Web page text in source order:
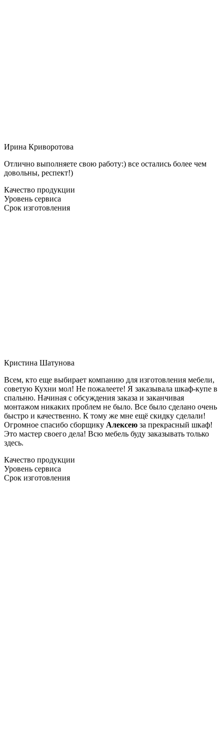
Ирина Криворотова
Отлично выполняете свою работу:) все остались более чем
довольны, респект!)
Качество продукции
Уровень сервиса
Срок изготовления
Кристина Шатунова
Всем, кто еще выбирает компанию для изготовления мебели,
советую Кухни мол! Не пожалеете! Я заказывала шкаф-купе в
спальню. Начиная с обсуждения заказа и заканчивая
монтажом никаких проблем не было. Все было сделано очень
быстро и качественно. К тому же мне ещё скидку сделали!
Огромное спасибо сборщику Алексею за прекрасный шкаф!
Это мастер своего дела! Всю мебель буду заказывать только
здесь.
Качество продукции
Уровень сервиса
Срок изготовления